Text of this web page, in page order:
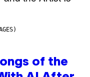
of the